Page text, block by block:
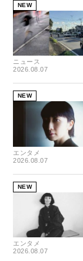
NEW
ニュース
2026.08.07
NEW
エンタメ
2026.08.07
NEW
エンタメ
2026.08.07